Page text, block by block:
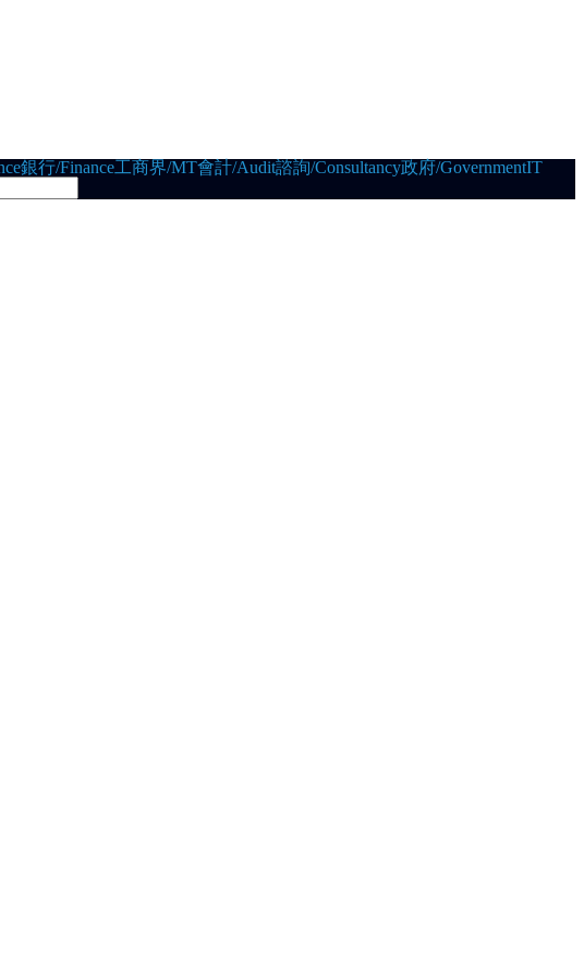
銀行/Finance工商界/MT會計/Audit諮詢/Consultancy政府/GovernmentIT